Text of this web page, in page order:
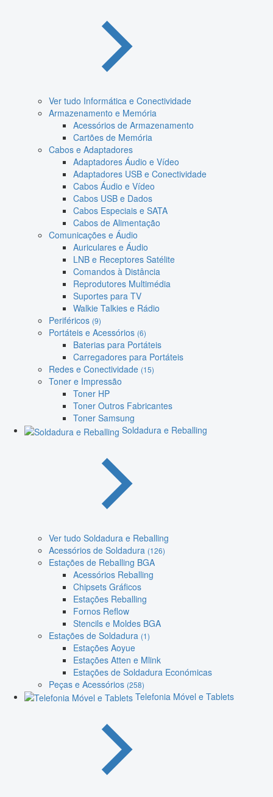
Ver tudo Informática e Conectividade
Armazenamento e Memória
Acessórios de Armazenamento
Cartões de Memória
Cabos e Adaptadores
Adaptadores Áudio e Vídeo
Adaptadores USB e Conectividade
Cabos Áudio e Vídeo
Cabos USB e Dados
Cabos Especiais e SATA
Cabos de Alimentação
Comunicações e Áudio
Auriculares e Áudio
LNB e Receptores Satélite
Comandos à Distância
Reprodutores Multimédia
Suportes para TV
Walkie Talkies e Rádio
Periféricos (9)
Portáteis e Acessórios (6)
Baterias para Portáteis
Carregadores para Portáteis
Redes e Conectividade (15)
Toner e Impressão
Toner HP
Toner Outros Fabricantes
Toner Samsung
Soldadura e Reballing
Ver tudo Soldadura e Reballing
Acessórios de Soldadura (126)
Estações de Reballing BGA
Acessórios Reballing
Chipsets Gráficos
Estações Reballing
Fornos Reflow
Stencils e Moldes BGA
Estações de Soldadura (1)
Estações Aoyue
Estações Atten e Mlink
Estações de Soldadura Económicas
Peças e Acessórios (258)
Telefonia Móvel e Tablets